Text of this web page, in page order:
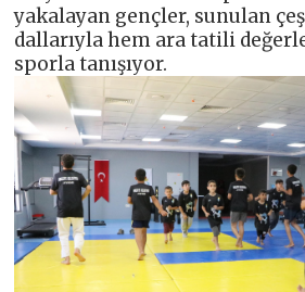
yakalayan gençler, sunulan
dallarıyla hem ara tatili
sporla tanışıyor.